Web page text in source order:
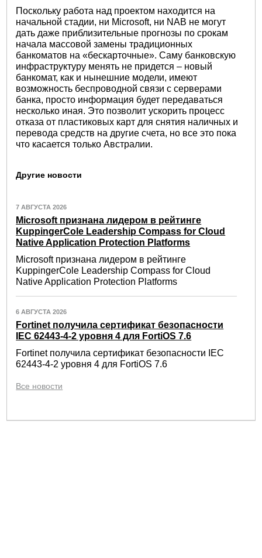
Поскольку работа над проектом находится на
начальной стадии, ни Microsoft, ни NAB не могут
дать даже приблизительные прогнозы по срокам
начала массовой замены традиционных
банкоматов на «бескарточные». Саму банковскую
инфраструктуру менять не придется – новый
банкомат, как и нынешние модели, имеют
возможность беспроводной связи с серверами
банка, просто информация будет передаваться
несколько иная. Это позволит ускорить процесс
отказа от пластиковых карт для снятия наличных и
перевода средств на другие счета, но все это пока
что касается только Австралии.
Другие новости
7 АВГУСТА 2026
Microsoft признана лидером в рейтинге
KuppingerCole Leadership Compass for Cloud
Native Application Protection Platforms
Microsoft признана лидером в рейтинге
KuppingerCole Leadership Compass for Cloud
Native Application Protection Platforms
6 АВГУСТА 2026
Fortinet получила сертификат безопасности
IEC 62443-4-2 уровня 4 для FortiOS 7.6
Fortinet получила сертификат безопасности IEC
62443-4-2 уровня 4 для FortiOS 7.6
Все новости